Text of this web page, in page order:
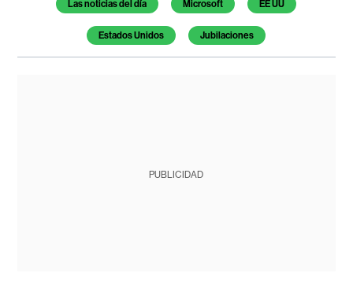
Las noticias del día Microsoft EE UU
Estados Unidos Jubilaciones
PUBLICIDAD